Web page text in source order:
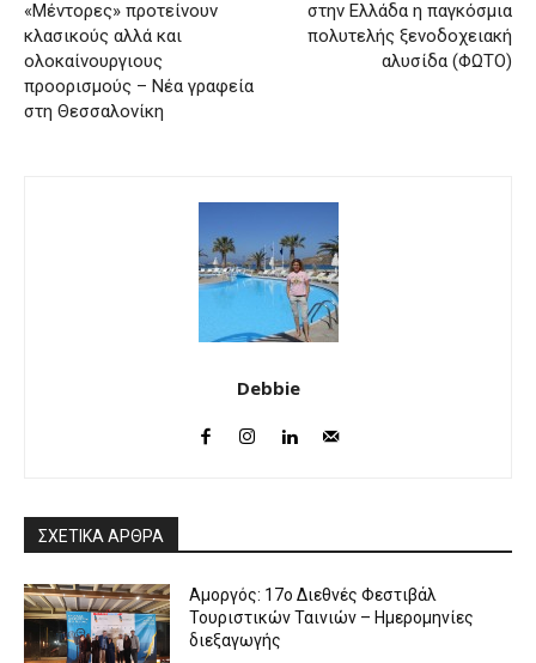
«Μέντορες» προτείνουν
κλασικούς αλλά και
ολοκαίνουργιους
προορισμούς – Νέα γραφεία
στη Θεσσαλονίκη
στην Ελλάδα η παγκόσμια
πολυτελής ξενοδοχειακή
αλυσίδα (ΦΩΤΟ)
Debbie
ΣΧΕΤΙΚΑ ΑΡΘΡΑ
Αμοργός: 17ο Διεθνές Φεστιβάλ
Τουριστικών Ταινιών – Ημερομηνίες
διεξαγωγής